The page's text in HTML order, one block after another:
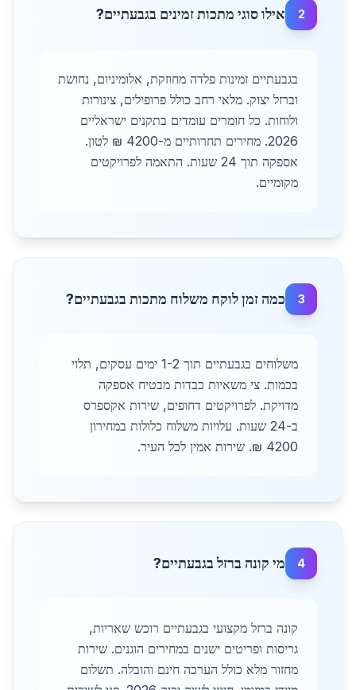
2 אילו סוגי מתכות זמינים בגבעתיים?
בגבעתיים זמינות פלדה מחוזקת, אלומיניום, נחושת
וברזל יצוק. מלאי רחב כולל פרופילים, צינורות
ולוחות. כל חומרים עומדים בתקנים ישראליים
2026. מחירים תחרותיים מ-4200 ₪ לטון.
אספקה תוך 24 שעות. התאמה לפרויקטים
מקומיים.
3 כמה זמן לוקח משלוח מתכות בגבעתיים?
משלוחים בגבעתיים תוך 1-2 ימים עסקים, תלוי
בכמות. צי משאיות כבדות מבטיח אספקה
מדויקת. לפרויקטים דחופים, שירות אקספרס
ב-24 שעות. עלויות משלוח כלולות במחירון
4200 ₪. שירות אמין לכל העיר.
4 מי קונה ברזל בגבעתיים?
קונה ברזל מקצועי בגבעתיים רוכש שאריות,
גריסות ופריטים ישנים במחירים הוגנים. שירות
מחזור מלא כולל הערכה חינם והובלה. תשלום